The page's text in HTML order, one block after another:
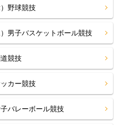
）野球競技
男子バスケットボール競技
競技
カー競技
バレーボール競技